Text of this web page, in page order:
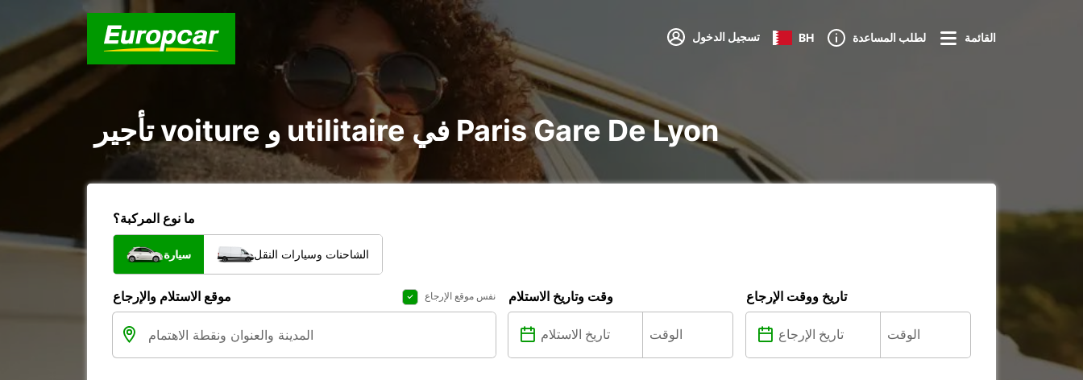
تسجيل الدخول BH لطلب المساعدة القائمة
تأجير voiture و utilitaire في Paris Gare De Lyon
ما نوع المركبة؟
سيارة الشاحنات وسيارات النقل
موقع الاستلام والإرجاع نفس موقع الإرجاع وقت وتاريخ الاستلام تاريخ ووقت الإرجاع